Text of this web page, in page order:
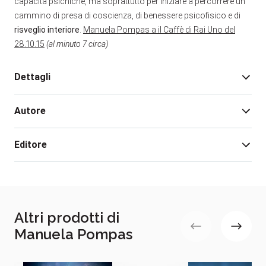
cammino di presa di coscienza, di benessere psicofisico e di
risveglio interiore Manuela Pompas a il Caffè di Rai Uno del
28.10.15 (al minuto 7 circa)
Dettagli
Pagine:
Autore
prime giornaliste italiane ad affrontare fin dagli anni
Settanta con le sue inchieste e i suoi libri le tematiche
dell’insolito: le potenzialità della mente, la vita dopo la
Editore
Altri prodotti di
Manuela Pompas